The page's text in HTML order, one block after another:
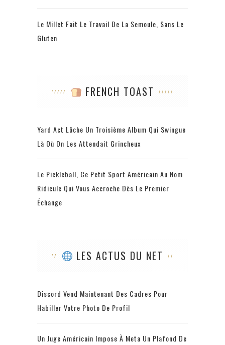
Le Millet Fait Le Travail De La Semoule, Sans Le
Gluten
FRENCH TOAST
Yard Act Lâche Un Troisième Album Qui Swingue
Là Où On Les Attendait Grincheux
Le Pickleball, Ce Petit Sport Américain Au Nom
Ridicule Qui Vous Accroche Dès Le Premier
Échange
LES ACTUS DU NET
Discord Vend Maintenant Des Cadres Pour
Habiller Votre Photo De Profil
Un Juge Américain Impose À Meta Un Plafond De